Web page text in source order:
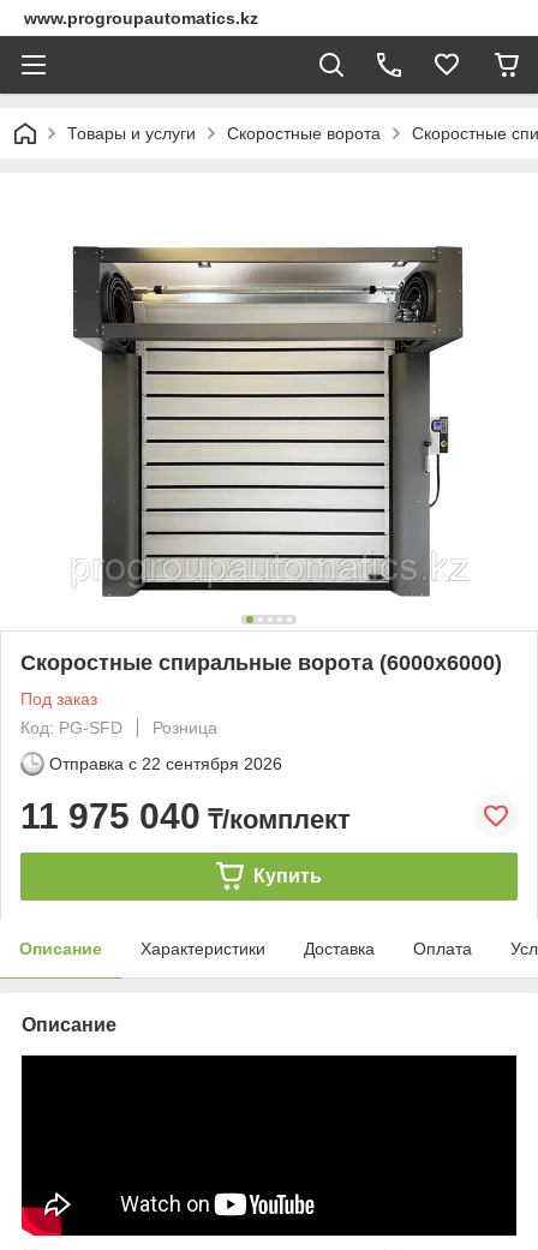
www.progroupautomatics.kz
Товары и услуги Скоростные ворота Скоростные
Скоростные спиральные ворота (6000x6000)
Под заказ
Код: PG-SFD
Розница
Отправка с 22 сентября 2026
11 975 040 ₸/комплект
Купить
Описание Характеристики Доставка Оплата
Описание